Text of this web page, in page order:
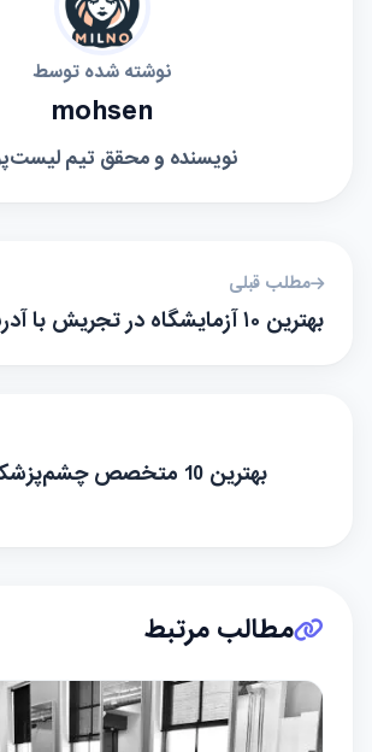
نوشته شده توسط
mohsen
نویسنده و محقق تیم
مطلب قبلی
بهترین ۱۰ آزمایشگاه در تجریش با آدرس و…
بهترین 10 متخصص
مطالب مرتبط